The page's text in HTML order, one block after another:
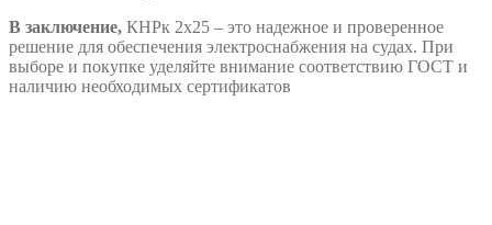
В заключение, КНРк 2х25 – это надежное и проверенное
решение для обеспечения электроснабжения на судах. При
выборе и покупке уделяйте внимание соответствию ГОСТ и
наличию необходимых сертификатов